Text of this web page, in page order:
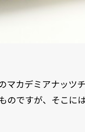
マカデミアナッツ
のですが、そこに